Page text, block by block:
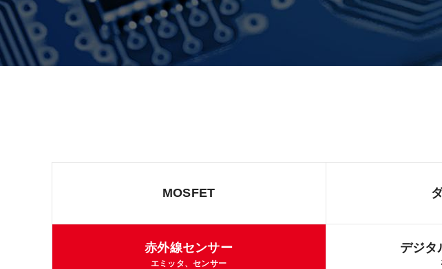
MOSFET
赤外線センサー
エミッタ、センサー
デジタ